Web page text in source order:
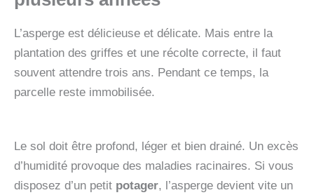
L’asperge est délicieuse et délicate. Mais entre la
plantation des griffes et une récolte correcte, il faut
souvent attendre trois ans. Pendant ce temps, la
parcelle reste immobilisée.
Le sol doit être profond, léger et bien drainé. Un excès
d’humidité provoque des maladies racinaires. Si vous
disposez d’un petit potager, l’asperge devient vite un